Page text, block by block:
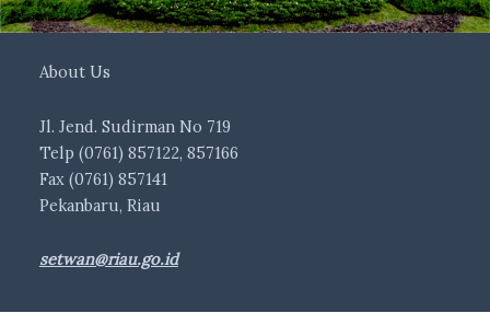
About Us
Jl. Jend. Sudirman No 719
Telp (0761) 857122, 857166
Fax (0761) 857141
Pekanbaru, Riau
setwan@riau.go.id